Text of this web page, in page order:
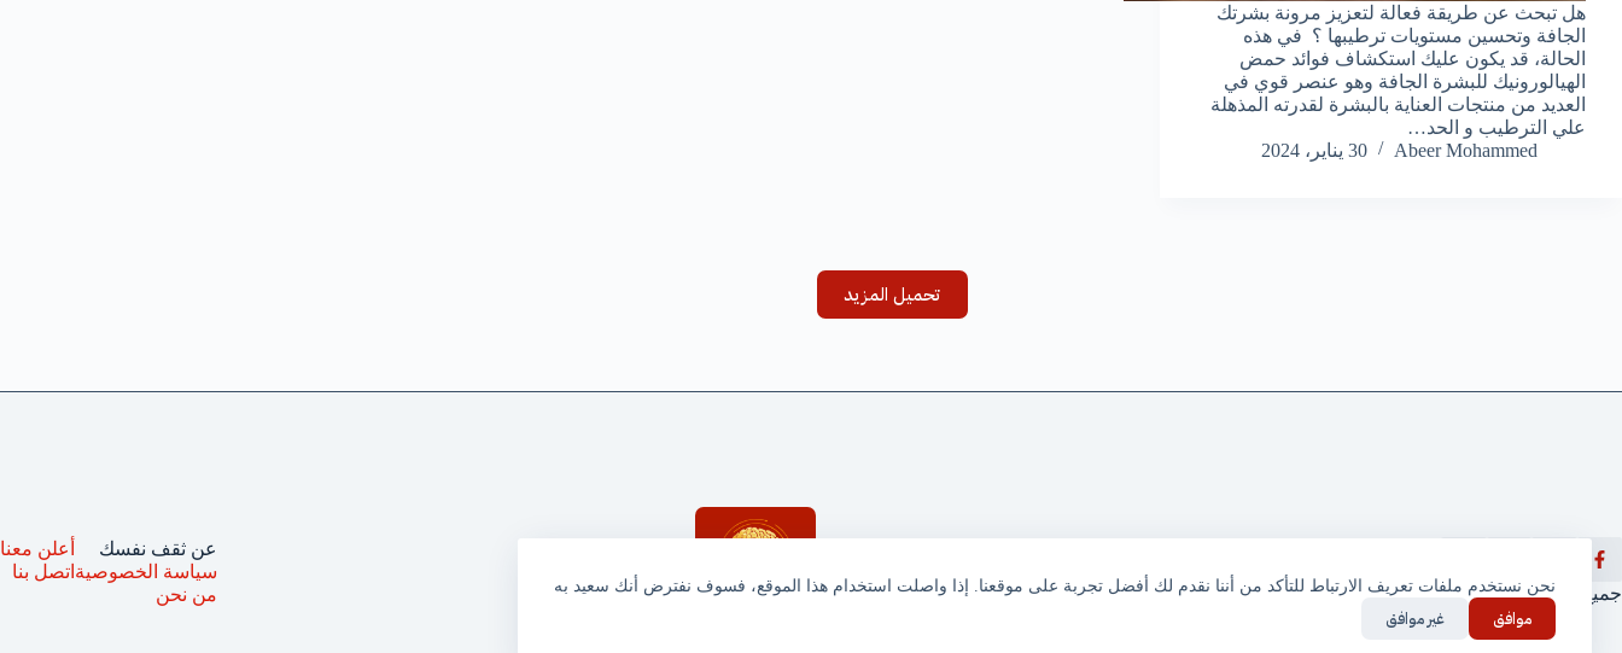
نحن نستخدم ملفات تعريف الارتباط للتأكد من أننا نقدم لك أفضل تجربة على موقعنا. إذا واصلت استخدام هذا الموقع، فسوف نفترض أنك سعيد به
موافق غير موافق
هل تبحث عن طريقة فعالة لتعزيز مرونة بشرتك
الجافة وتحسين مستويات ترطيبها ؟ في هذه
الحالة، قد يكون عليك استكشاف فوائد حمض
الهيالورونيك للبشرة الجافة وهو عنصر قوي في
العديد من منتجات العناية بالبشرة لقدرته المذهلة
علي الترطيب و الحد…
Abeer Mohammed
30 يناير، 2024
تحميل المزيد
جميع الحقوق محفوظة © ثقف نفسك 2025
عن ثقف نفسك
سياسة الخصوصية
من نحن
أعلن معنا
اتصل بنا